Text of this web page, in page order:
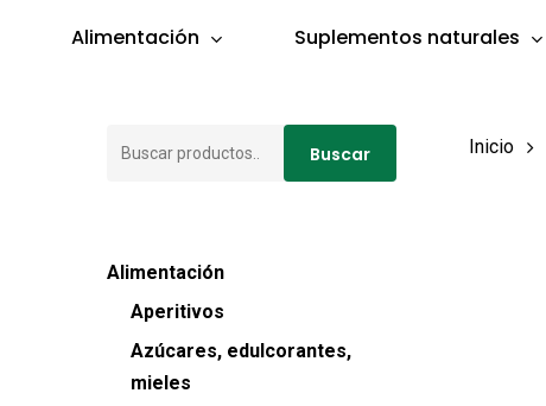
Presionar ENTER para buscar o ESC para cerrar
Alimentación Suplementos naturales
Buscar
Alimentación
Aperitivos
Azúcares, edulcorantes,
mieles
Inicio